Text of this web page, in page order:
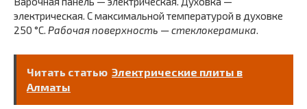
электрическая. С максимальной температурой в духовке
250 °C. Рабочая поверхность — стеклокерамика.
Читать статью Электрические плиты в
Алматы